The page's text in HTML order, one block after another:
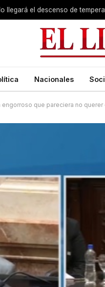
llegará el descenso de
Nacionales
que pareciera no querer